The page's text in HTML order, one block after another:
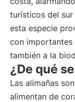
turísticos del
esta especie
con importantes
también a la
¿De qué
Las alimañas
alimentan de